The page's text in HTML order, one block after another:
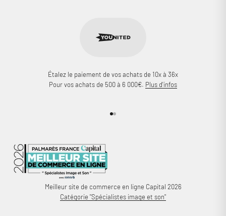
Étalez le paiement de vos achats de 10x à 36x
Pour vos achats de 500 à 6 000€. Plus d'infos
Aller à l'élément 1
Aller à l'élément 2
Meilleur site de commerce en ligne Capital 2026
Catégorie "Spécialistes image et son"